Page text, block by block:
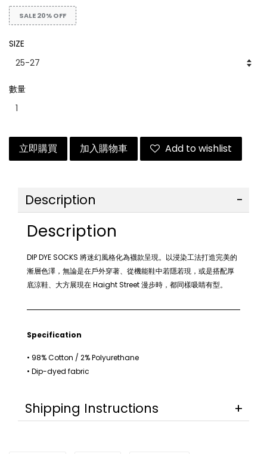
SALE 20% OFF
SIZE
數量
立即購買 加入購物車 Add to wishlist
Description
Description
DIP DYE SOCKS 將迷幻風格化為襪款呈現。以浸染工法打造完美的
漸層色澤，無論是在戶外穿著、從機能鞋中若隱若現，或是搭配厚
底涼鞋、大方展現在 Haight Street 漫步時，都同樣吸睛有型。
Specification
• 98% Cotton / 2% Polyurethane
• Dip-dyed fabric
Shipping Instructions